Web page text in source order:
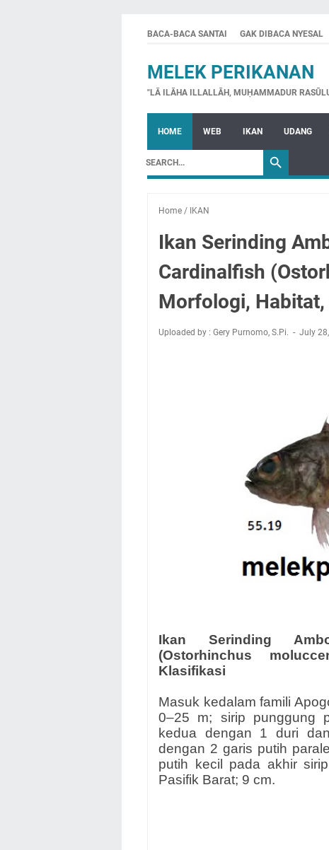
BACA-BACA SANTAI GAK DIBACA NYESAL
MELEK PERIKANAN
"LĀ ILĀHA ILLALLĀH, MUḤAMMADUR
HOME WEB IKAN UDANG
Home / IKAN
Ikan Serinding
Cardinalfish
Morfologi,
Uploaded by : Gery Purnomo, S.Pi. July
Ikan Serinding
(Ostorhinchus
Klasifikasi
Masuk kedalam famili
0–25 m; sirip punggung
kedua dengan 1 duri
dengan 2 garis putih
putih kecil pada akhir
Pasifik Barat; 9 cm.